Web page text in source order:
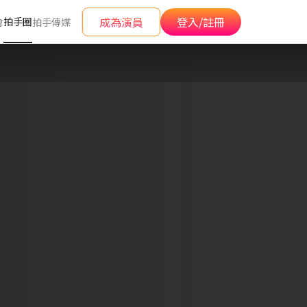
拍手圈拍手傳媒 成為演員 登入/註冊